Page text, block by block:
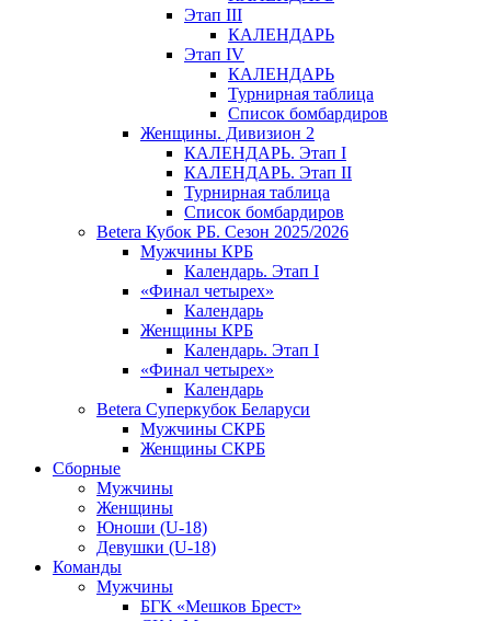
Этап III
КАЛЕНДАРЬ
Этап IV
КАЛЕНДАРЬ
Турнирная таблица
Список бомбардиров
Женщины. Дивизион 2
КАЛЕНДАРЬ. Этап I
КАЛЕНДАРЬ. Этап II
Турнирная таблица
Список бомбардиров
Betera Кубок РБ. Сезон 2025/2026
Мужчины КРБ
Календарь. Этап I
«Финал четырех»
Календарь
Женщины КРБ
Календарь. Этап I
«Финал четырех»
Календарь
Betera Суперкубок Беларуси
Мужчины СКРБ
Женщины СКРБ
Сборные
Мужчины
Женщины
Юноши (U-18)
Девушки (U-18)
Команды
Мужчины
БГК «Мешков Брест»